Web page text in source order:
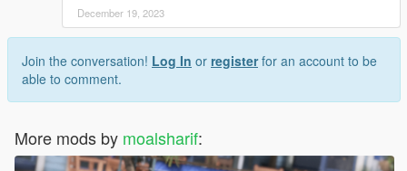
December 19, 2023
Join the conversation! Log In or registerfor an account to be
able to comment.
More mods by moalsharif: